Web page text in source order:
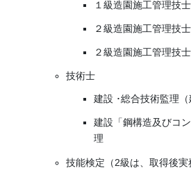
１級造園施工管理技
２級造園施工管理技
２級造園施工管理技
技術士
建設 ･総合技術監理（
建設「鋼構造及びコ
理
技能検定（2級は、取得後実